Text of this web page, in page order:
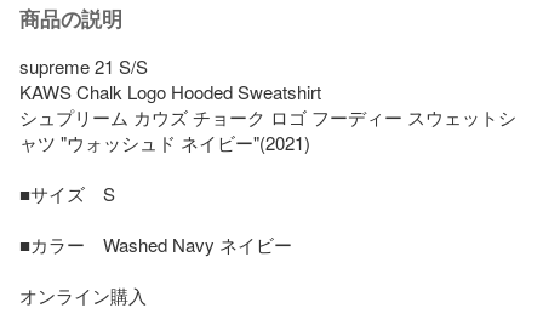
商品の説明
supreme 21 S/S
KAWS Chalk Logo Hooded Sweatshirt
シュプリーム カウズ チョーク ロゴ フーディー スウェットシ
ャツ "ウォッシュド ネイビー"(2021)
■サイズ　S
■カラー　Washed Navy ネイビー
オンライン購入